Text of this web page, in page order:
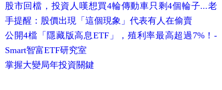
股市回檔，投資人嘆想買4輪傳動車只剩4個輪子...老
手提醒：股價出現「這個現象」代表有人在偷賣
公開4檔「隱藏版高息ETF」，殖利率最高超過7%！-
Smart智富ETF研究室
掌握大變局年投資關鍵